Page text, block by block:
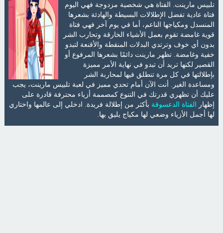
تلبيس مارينت. الفتاة هي شخصية مزدوجة فهي اليوم
فتاة عادية تفضل الإطلالات البسيطة والهادئة بشعرها
المنسدل ومكياجها الناعم، أما في يوم آخر فهي فتاة
قوية غامضة تقوم بعمل الأشياء الخارقة وتحارب الشر
بدون أي خوف وترتدي البدلات المنقطة والأقنعة لتبدو
خفية وغامضة. تظهر مارينت دائمًا بشعرها المرفوع أو
القصير لكنها تريد أن تبدو في نهاية الأمر مميزة
بإطلالتها في كل مرة تنطلق فيها لمحاربة الشر
ومساعدة الغير. أنت الآن أمام تحدي مميز في لعبة تلبيس مارينت، يجب
عليك أن تظهري قدرتك في التنوع كمصممة أزياء محترفة قادرة على
إظهار الفتاة الدعسوقة بأكثر من إطلالة فريدة. ادخلي إلى عالمها واختاري
لها أجمل الأزياء وضعي لها مكياج يليق بها.